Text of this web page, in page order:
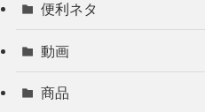
便利ネタ
動画
商品